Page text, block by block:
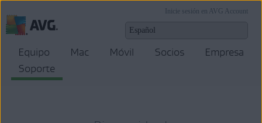
Inicie sesión en AVG Account
Equipo Mac Móvil Socios
Empresa
Soporte